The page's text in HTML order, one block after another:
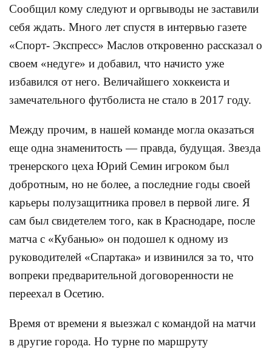
Сообщил кому следуют и оргвыводы не заставили
себя ждать. Много лет спустя в интервью газете
«Спорт- Экспресс» Маслов откровенно рассказал о
своем «недуге» и добавил, что начисто уже
избавился от него. Величайшего хоккеиста и
замечательного футболиста не стало в 2017 году.
Между прочим, в нашей команде могла оказаться
еще одна знаменитость — правда, будущая. Звезда
тренерского цеха Юрий Семин игроком был
добротным, но не более, а последние годы своей
карьеры полузащитника провел в первой лиге. Я
сам был свидетелем того, как в Краснодаре, после
матча с «Кубанью» он подошел к одному из
руководителей «Спартака» и извинился за то, что
вопреки предварительной договоренности не
переехал в Осетию.
Время от времени я выезжал с командой на матчи
в другие города. Но турне по маршруту